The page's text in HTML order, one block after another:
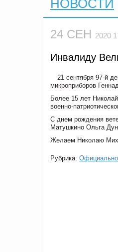
НОВОСТИ
24 СЕН 2020
Инвалиду
21 сентября 97-й
микроприборов
Более 15 лет
военно-
С днем рождения
Матушкино Ольга
Желаем Николаю
Рубрика: Официально